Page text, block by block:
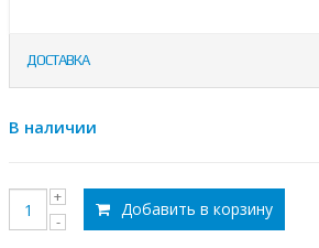
ДОСТАВКА
В наличии
Добавить в корзину